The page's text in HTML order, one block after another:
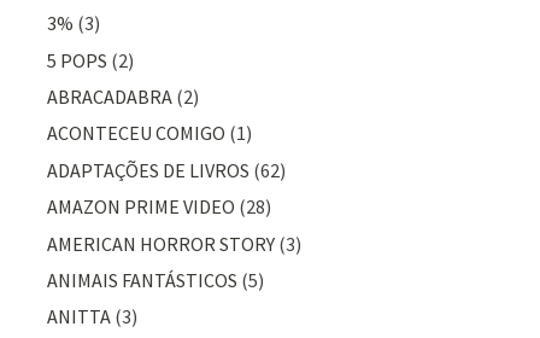
3% (3)
5 POPS (2)
ABRACADABRA (2)
ACONTECEU COMIGO (1)
ADAPTAÇÕES DE LIVROS (62)
AMAZON PRIME VIDEO (28)
AMERICAN HORROR STORY (3)
ANIMAIS FANTÁSTICOS (5)
ANITTA (3)